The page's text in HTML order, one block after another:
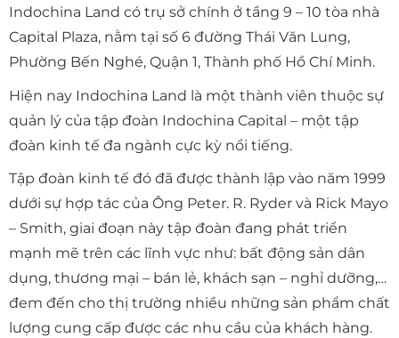
Indochina Land có trụ sở chính ở tầng 9 – 10 tòa nhà
Capital Plaza, nằm tại số 6 đường Thái Văn Lung,
Phường Bến Nghé, Quận 1, Thành phố Hồ Chí Minh.
Hiện nay Indochina Land là một thành viên thuộc sự
quản lý của tập đoàn Indochina Capital – một tập
đoàn kinh tế đa ngành cực kỳ nổi tiếng.
Tập đoàn kinh tế đó đã được thành lập vào năm 1999
dưới sự hợp tác của Ông Peter. R. Ryder và Rick Mayo
– Smith, giai đoạn này tập đoàn đang phát triển
mạnh mẽ trên các lĩnh vực như: bất động sản dân
dụng, thương mại – bán lẻ, khách sạn – nghỉ dưỡng,…
đem đến cho thị trường nhiều những sản phẩm chất
lượng cung cấp được các nhu cầu của khách hàng.